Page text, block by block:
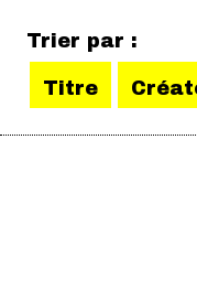
Trier par :
Titre